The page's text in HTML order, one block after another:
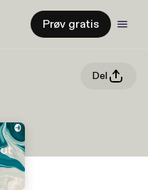
Prøv gratis
Del